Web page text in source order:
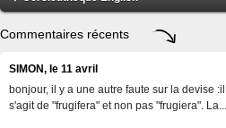
Commentaires récents
SIMON, le 11 avril
bonjour, il y a une autre faute sur la devise :il
s'agit de "frugifera" et non pas "frugiera". La...